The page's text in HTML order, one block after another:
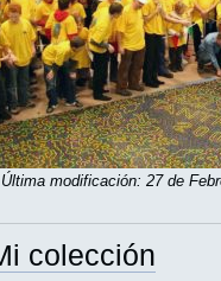
Última modificación: 27 de
colección